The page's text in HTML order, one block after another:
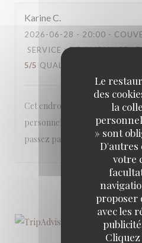
Le
des
la
» sont
D'autres
votre
proposer
avec les
KarineC
2026-06-28 - 20:00 -
SERVICE: 5/5 AMBIANCE: 5
5/5 QUALITÉ / PRIX
Cet endroit est magnifique, la
personnel est très agréable
passez par Gindou
1 2